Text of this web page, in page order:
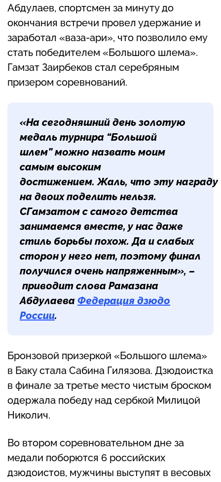
Абдулаев, спортсмен за минуту до
окончания встречи провел удержание и
заработал «ваза-ари», что позволило ему
стать победителем «Большого шлема».
Гамзат Заирбеков стал серебряным
призером соревнований.
«На сегодняшний день золотую
медаль турнира “Большой
шлем” можно назвать моим
самым высоким
достижением. Жаль, что эту награду
на двоих поделить нельзя.
СГамзатом с самого детства
занимаемся вместе, у нас даже
стиль борьбы похож. Да и слабых
сторон у него нет, поэтому финал
получился очень напряженным», –
приводит слова Рамазана
Абдулаева Федерация дзюдо
России.
Бронзовой призеркой «Большого шлема»
в Баку стала Сабина Гилязова. Дзюдоистка
в финале за третье место чистым броском
одержала победу над сербкой Милицой
Николич.
Во втором соревновательном дне за
медали поборются 6 российских
дзюдоистов, мужчины выступят в весовых